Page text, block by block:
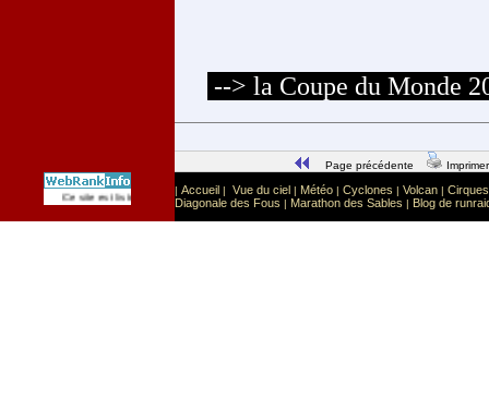
--> la Coupe du Monde
Page précédente
Ce site est listé dans la catégorieSport:Sports extrêmes
| Accueil | Vue du ciel | Météo | Cyclones | Volcan |
Diagonale des Fous | Marathon des Sables | Blog de